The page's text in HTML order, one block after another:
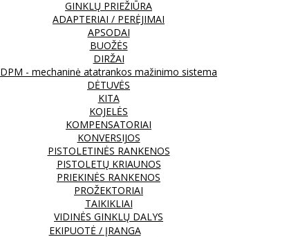
GINKLŲ PRIEŽIŪRA
ADAPTERIAI / PERĖJIMAI
APSODAI
BUOŽĖS
DIRŽAI
DPM - mechaninė atatrankos mažinimo sistema
DĖTUVĖS
KITA
KOJELĖS
KOMPENSATORIAI
KONVERSIJOS
PISTOLETINĖS RANKENOS
PISTOLETŲ KRIAUNOS
PRIEKINĖS RANKENOS
PROŽEKTORIAI
TAIKIKLIAI
VIDINĖS GINKLŲ DALYS
EKIPUOTĖ / ĮRANGA